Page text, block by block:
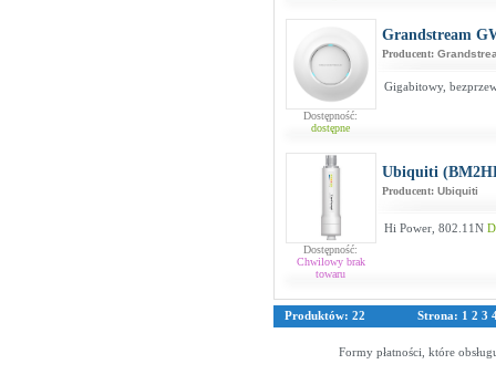
Dostępność:
dostępne
Grandstream
Producent:
Gigabitowy,
Dostępność:
Chwilowy brak
towaru
Ubiquiti
Producent: Ubiquiti
Hi Power, 802.11N
Produktów: 22 Strona: 1 2 3
Formy płatności, które